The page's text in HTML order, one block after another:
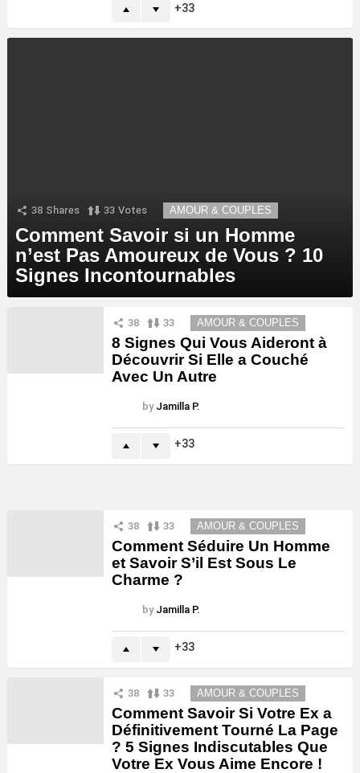
33
38 Shares 33 Votes AMOUR & COUPLES
Comment Savoir si un Homme
n’est Pas Amoureux de Vous ? 10
Signes Incontournables
38 33 AMOUR & COUPLES
8 Signes Qui Vous Aideront à
Découvrir Si Elle a Couché
Avec Un Autre
by Jamilla P.
33
38 33 AMOUR & COUPLES
Comment Séduire Un Homme
et Savoir S’il Est Sous Le
Charme ?
by Jamilla P.
33
38 33 AMOUR & COUPLES
Comment Savoir Si Votre Ex a
Définitivement Tourné La Page
? 5 Signes Indiscutables Que
Votre Ex Vous Aime Encore !